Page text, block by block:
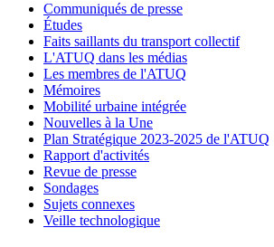
Communiqués de presse
Études
Faits saillants du transport collectif
L'ATUQ dans les médias
Les membres de l'ATUQ
Mémoires
Mobilité urbaine intégrée
Nouvelles à la Une
Plan Stratégique 2023-2025 de l'ATUQ
Rapport d'activités
Revue de presse
Sondages
Sujets connexes
Veille technologique